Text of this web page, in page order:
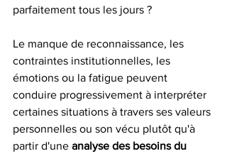
parfaitement tous les jours ?
Le manque de reconnaissance, les
contraintes institutionnelles, les
émotions ou la fatigue peuvent
conduire progressivement à interpréter
certaines situations à travers ses valeurs
personnelles ou son vécu plutôt qu'à
partir d'une analyse des besoins du